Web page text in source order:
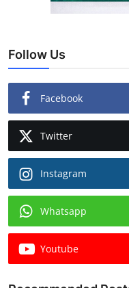
Follow Us
Facebook
Twitter
Instagram
Whatsapp
Youtube